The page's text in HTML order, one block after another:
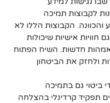
לקבוצות תמיכה
והכוונה. הקבוצות הללו לא
אישיות שיכולות
חדשות. השיח הפתוח
ולחזק את הביטחון
ביטוי גם בתמיכה
תפקיד קרדינלי בהצלחה